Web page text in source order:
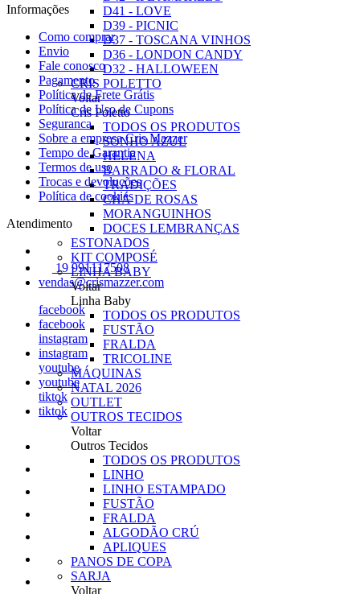
D41 - LOVE
D39 - PICNIC
D37 - TOSCANA VINHOS
D36 - LONDON CANDY
D32 - HALLOWEEN
CRIS POLETTO
Voltar
Cris Poletto
TODOS OS PRODUTOS
SONHO AZUL
HELENA
BARRADO & FLORAL
TRADIÇÕES
CHÁ DE ROSAS
MORANGUINHOS
DOCES LEMBRANÇAS
ESTONADOS
KIT COMPOSÉ
LINHA BABY
Voltar
Linha Baby
TODOS OS PRODUTOS
FUSTÃO
FRALDA
TRICOLINE
MÁQUINAS
NATAL 2026
OUTLET
OUTROS TECIDOS
Voltar
Outros Tecidos
TODOS OS PRODUTOS
LINHO
LINHO ESTAMPADO
FUSTÃO
FRALDA
ALGODÃO CRÚ
APLIQUES
PANOS DE COPA
SARJA
Voltar
Informações
Como comprar
Envio
Fale conosco
Pagamento
Política de Frete Grátis
Política de Uso de Cupons
Seguranca
Sobre a empresa Cris Mazzer
Tempo de Garantia
Termos de uso
Trocas e devoluções
Política de cookies
Atendimento
19 991117508
vendas@crismazzer.com
facebook
facebook
instagram
instagram
youtube
youtube
tiktok
tiktok